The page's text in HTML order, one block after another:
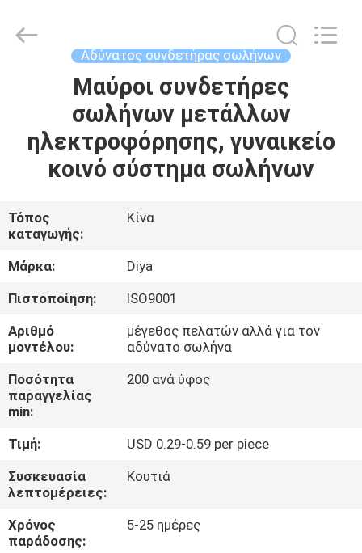
ΠΡΟΪΌΝΤΑ
ΕΜΕΊΣ
ΓΎΡΟΣ
ΕΡΓΟΣΤΑΣΊΩΝ
ΠΟΙΟΤΙΚΌΣ
ΈΛΕΓΧΟΣ
ΕΛΆΤΕ
ΣΕ
ΕΠΑΦΉ
ΜΕ
Αδύνατος συνδετήρας σωλήνων
Μαύροι συνδετήρες
σωλήνων μετάλλων
ηλεκτροφόρησης, γυναικείο
κοινό σύστημα σωλήνων
Τόπος
καταγωγής:
Κίνα
Μάρκα:
Diya
Πιστοποίηση:
ISO9001
Αριθμό
μοντέλου:
μέγεθος πελατών αλλά για τον
αδύνατο σωλήνα
Ποσότητα
παραγγελίας
min:
200 ανά ύφος
Τιμή:
USD 0.29-0.59 per piece
Συσκευασία
λεπτομέρειες:
Κουτιά
Χρόνος
παράδοσης:
5-25 ημέρες